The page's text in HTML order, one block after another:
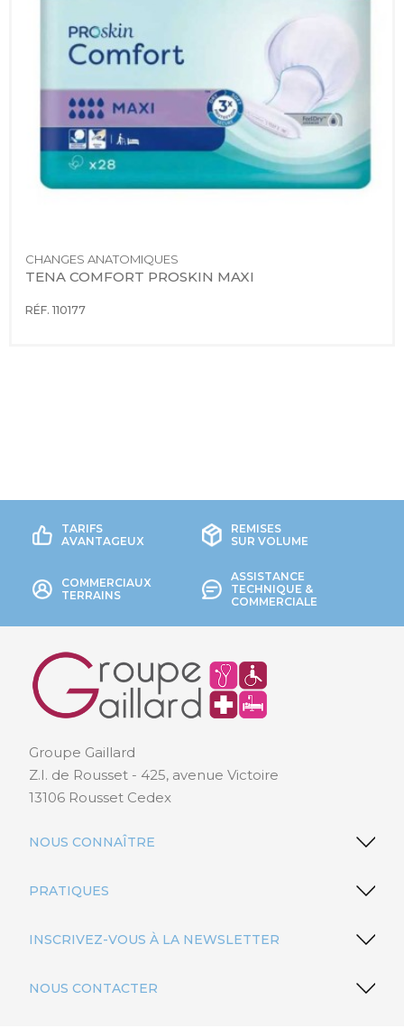
CHANGES ANATOMIQUES
TENA COMFORT PROSKIN MAXI
RÉF. 110177
TARIFS
AVANTAGEUX
REMISES
SUR VOLUME
COMMERCIAUX
TERRAINS
ASSISTANCE
TECHNIQUE &
COMMERCIALE
Groupe Gaillard
Z.I. de Rousset - 425, avenue Victoire
13106 Rousset Cedex
NOUS CONNAÎTRE
PRATIQUES
INSCRIVEZ-VOUS À LA NEWSLETTER
NOUS CONTACTER